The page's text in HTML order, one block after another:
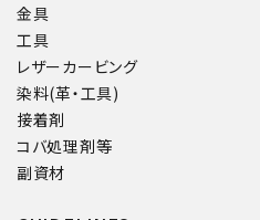
金具
工具
レザーカービング
染料(革・工具)
接着剤
コバ処理剤等
副資材